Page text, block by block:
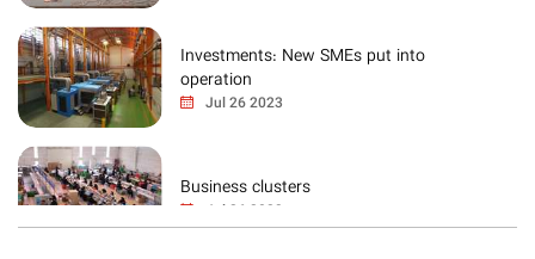
Investments: New SMEs put into
operation
Jul 26 2023
Business clusters
Jul 26 2023